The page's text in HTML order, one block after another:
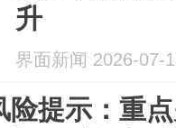
升
界面新闻 2026-07-
险提示：重